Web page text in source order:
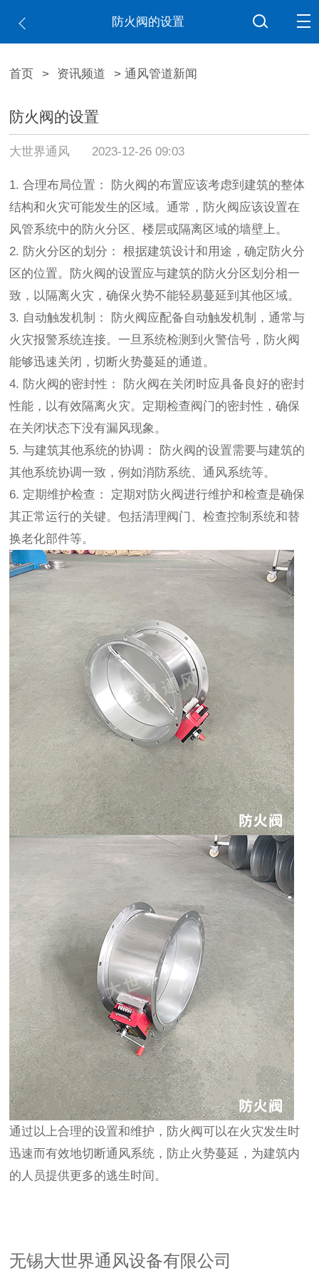
防火阀的设置
首页 > 资讯频道 > 通风管道新闻
防火阀的设置
大世界通风 2023-12-26 09:03
1. 合理布局位置： 防火阀的布置应该考虑到建筑的整体
结构和火灾可能发生的区域。通常，防火阀应该设置在
风管系统中的防火分区、楼层或隔离区域的墙壁上。
2. 防火分区的划分： 根据建筑设计和用途，确定防火分
区的位置。防火阀的设置应与建筑的防火分区划分相一
致，以隔离火灾，确保火势不能轻易蔓延到其他区域。
3. 自动触发机制： 防火阀应配备自动触发机制，通常与
火灾报警系统连接。一旦系统检测到火警信号，防火阀
能够迅速关闭，切断火势蔓延的通道。
4. 防火阀的密封性： 防火阀在关闭时应具备良好的密封
性能，以有效隔离火灾。定期检查阀门的密封性，确保
在关闭状态下没有漏风现象。
5. 与建筑其他系统的协调： 防火阀的设置需要与建筑的
其他系统协调一致，例如消防系统、通风系统等。
6. 定期维护检查： 定期对防火阀进行维护和检查是确保
其正常运行的关键。包括清理阀门、检查控制系统和替
换老化部件等。
通过以上合理的设置和维护，防火阀可以在火灾发生时
迅速而有效地切断通风系统，防止火势蔓延，为建筑内
的人员提供更多的逃生时间。
无锡大世界通风设备有限公司